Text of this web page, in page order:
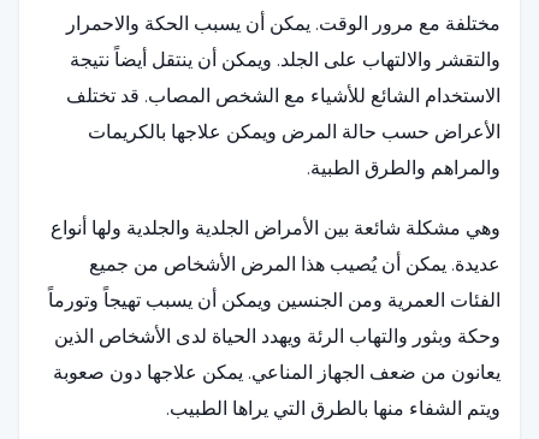
مختلفة مع مرور الوقت. يمكن أن يسبب الحكة والاحمرار
والتقشر والالتهاب على الجلد. ويمكن أن ينتقل أيضاً نتيجة
الاستخدام الشائع للأشياء مع الشخص المصاب. قد تختلف
الأعراض حسب حالة المرض ويمكن علاجها بالكريمات
والمراهم والطرق الطبية.
وهي مشكلة شائعة بين الأمراض الجلدية والجلدية ولها أنواع
عديدة. يمكن أن يُصيب هذا المرض الأشخاص من جميع
الفئات العمرية ومن الجنسين ويمكن أن يسبب تهيجاً وتورماً
وحكة وبثور والتهاب الرئة ويهدد الحياة لدى الأشخاص الذين
يعانون من ضعف الجهاز المناعي. يمكن علاجها دون صعوبة
ويتم الشفاء منها بالطرق التي يراها الطبيب.